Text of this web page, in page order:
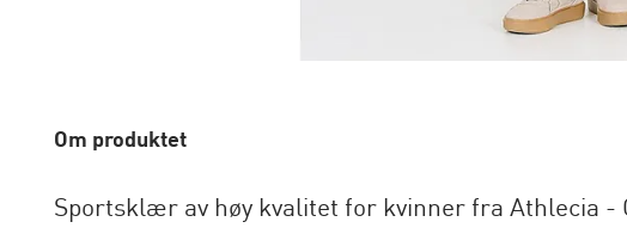
Om produktet
Sportsklær av høy kvalitet for kvinner fra Athlecia -